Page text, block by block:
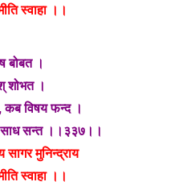
स्वाहा ।।
बोबत ।
शोभत ।
कब विषय फन्द ।
सन्त ।।३३७।।
मुनिन्द्राय
स्वाहा ।।